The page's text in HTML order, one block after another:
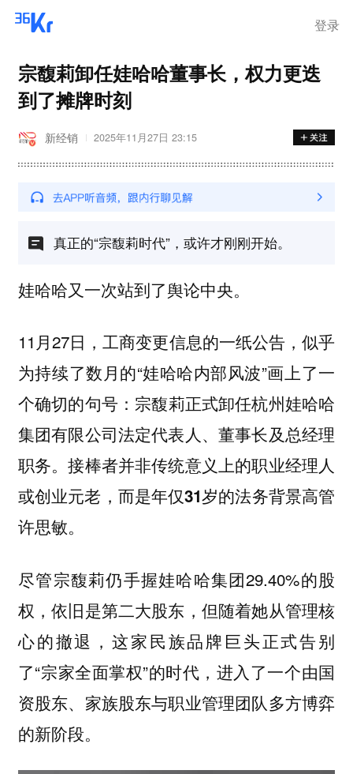
登录
宗馥莉卸任娃哈哈董事长，权力更迭
到了摊牌时刻
新经销 2025年11月27日 23:15
真正的“宗馥莉时代”，或许才刚刚开始。
娃哈哈又一次站到了舆论中央。
11月27日，工商变更信息的一纸公告，似乎
为持续了数月的“娃哈哈内部风波”画上了一
个确切的句号：宗馥莉正式卸任杭州娃哈哈
集团有限公司法定代表人、董事长及总经理
职务。接棒者并非传统意义上的职业经理人
或创业元老，而是年仅31岁的法务背景高管
许思敏。
尽管宗馥莉仍手握娃哈哈集团29.40%的股
权，依旧是第二大股东，但随着她从管理核
心的撤退，这家民族品牌巨头正式告别
了“宗家全面掌权”的时代，进入了一个由国
资股东、家族股东与职业管理团队多方博弈
的新阶段。